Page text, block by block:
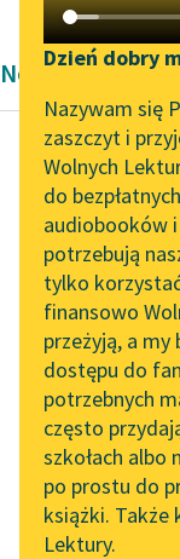
Katalog DAISY
Podkasty o
Aktualności
„Prokurator Alicja
do słuchania
Byliśmy częścią AI
Lab
Zapraszamy na
online z
literatury
Spotkanie z
Tunkiel w Oslo
102. lata temu
Joseph Conrad
Dzień dobry
Nazywam się
zaszczyt i
Wolnych
do
audiobooków
potrzebują
tylko
finansowo
przeżyją, a my
dostępu do
potrzebnych
często
szkołach albo
po prostu do
książki. Także
Lektury.
Nowela Stefana